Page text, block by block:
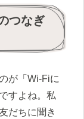
つなぎ
が「Wi-Fiに
すよね。私
だちに聞き